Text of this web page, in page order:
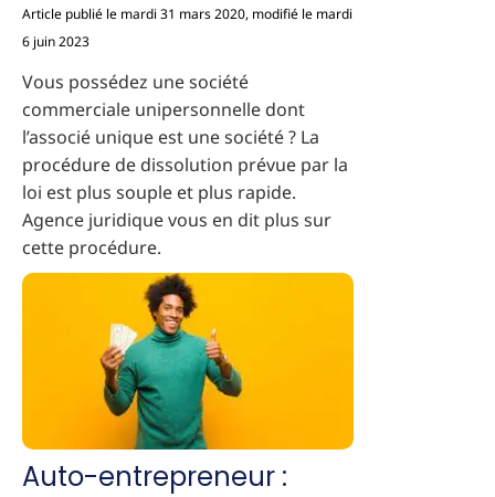
Article publié le mardi 31 mars 2020, modifié le mardi
6 juin 2023
Vous possédez une société
commerciale unipersonnelle dont
l’associé unique est une société ? La
procédure de dissolution prévue par la
loi est plus souple et plus rapide.
Agence juridique vous en dit plus sur
cette procédure.
Auto-entrepreneur :